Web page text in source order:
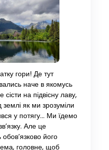
гори! Де тут
наче в якомусь
на підвісну лаву,
землі як ми зрозуміли
у потягу… Ми їдемо
Але це
обов’язково його
головне, щоб